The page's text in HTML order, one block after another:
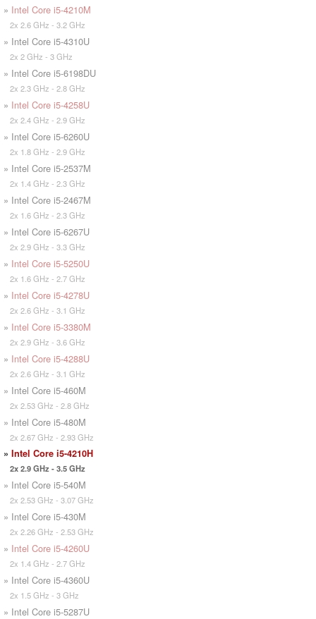
» Intel Core i5-4210M
2x 2.6 GHz - 3.2 GHz
» Intel Core i5-4310U
2x 2 GHz - 3 GHz
» Intel Core i5-6198DU
2x 2.3 GHz - 2.8 GHz
» Intel Core i5-4258U
2x 2.4 GHz - 2.9 GHz
» Intel Core i5-6260U
2x 1.8 GHz - 2.9 GHz
» Intel Core i5-2537M
2x 1.4 GHz - 2.3 GHz
» Intel Core i5-2467M
2x 1.6 GHz - 2.3 GHz
» Intel Core i5-6267U
2x 2.9 GHz - 3.3 GHz
» Intel Core i5-5250U
2x 1.6 GHz - 2.7 GHz
» Intel Core i5-4278U
2x 2.6 GHz - 3.1 GHz
» Intel Core i5-3380M
2x 2.9 GHz - 3.6 GHz
» Intel Core i5-4288U
2x 2.6 GHz - 3.1 GHz
» Intel Core i5-460M
2x 2.53 GHz - 2.8 GHz
» Intel Core i5-480M
2x 2.67 GHz - 2.93 GHz
» Intel Core i5-4210H
2x 2.9 GHz - 3.5 GHz
» Intel Core i5-540M
2x 2.53 GHz - 3.07 GHz
» Intel Core i5-430M
2x 2.26 GHz - 2.53 GHz
» Intel Core i5-4260U
2x 1.4 GHz - 2.7 GHz
» Intel Core i5-4360U
2x 1.5 GHz - 3 GHz
» Intel Core i5-5287U